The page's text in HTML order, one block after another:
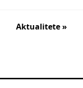
Aktualitete »